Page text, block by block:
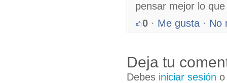
pensar mejor lo
0 · Me gusta · No
Deja tu
Debes iniciar sesión